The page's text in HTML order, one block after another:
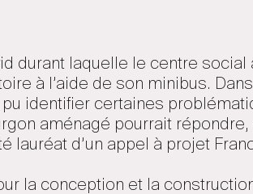
durant laquelle le centre
à l’aide de son minibus.
identifier certaines
aménagé pourrait
d’un appel à projet
la conception et la